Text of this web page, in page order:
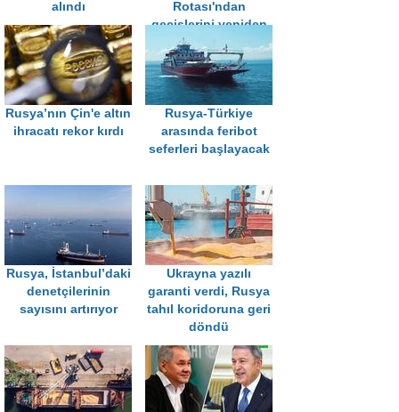
alındı
Rotası'ndan
geçişlerini yeniden
düzenledi
Rusya’nın Çin'e altın
ihracatı rekor kırdı
Rusya-Türkiye
arasında feribot
seferleri başlayacak
Rusya, İstanbul’daki
denetçilerinin
sayısını artırıyor
Ukrayna yazılı
garanti verdi, Rusya
tahıl koridoruna geri
döndü